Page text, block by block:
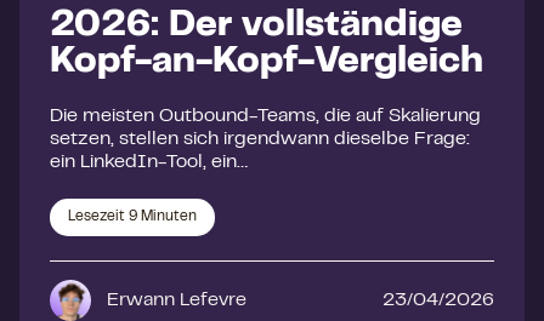
2026: Der vollständige
Kopf-an-Kopf-Vergleich
Die meisten Outbound-Teams, die auf Skalierung
setzen, stellen sich irgendwann dieselbe Frage:
ein LinkedIn-Tool, ein…
Lesezeit 9 Minuten
Erwann Lefevre 23/04/2026